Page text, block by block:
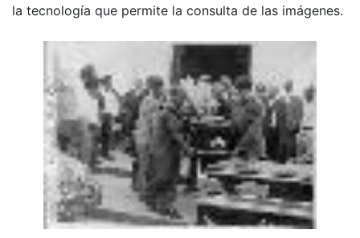
la tecnología que permite la consulta de las imágenes.